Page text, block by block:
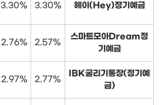
3.30% 3.30% 헤이(Hey)정기예금
2.76% 2.57%
스마트모아Dream정
기예금
2.97% 2.77%
IBK굴리기통장(정기예
금)